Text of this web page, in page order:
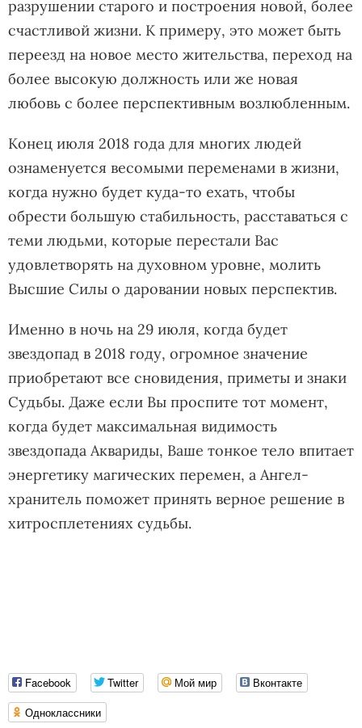
разрушении старого и построения новой, более
счастливой жизни. К примеру, это может быть
переезд на новое место жительства, переход на
более высокую должность или же новая
любовь с более перспективным возлюбленным.
Конец июля 2018 года для многих людей
ознаменуется весомыми переменами в жизни,
когда нужно будет куда-то ехать, чтобы
обрести большую стабильность, расставаться с
теми людьми, которые перестали Вас
удовлетворять на духовном уровне, молить
Высшие Силы о даровании новых перспектив.
Именно в ночь на 29 июля, когда будет
звездопад в 2018 году, огромное значение
приобретают все сновидения, приметы и знаки
Судьбы. Даже если Вы проспите тот момент,
когда будет максимальная видимость
звездопада Аквариды, Ваше тонкое тело впитает
энергетику магических перемен, а Ангел-
хранитель поможет принять верное решение в
хитросплетениях судьбы.
Facebook Twitter Мой мир
Вконтакте
Одноклассники